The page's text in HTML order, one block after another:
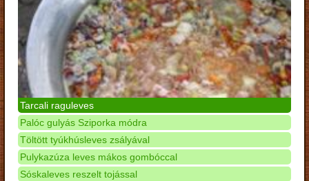
Tarcali raguleves
Palóc gulyás Sziporka módra
Töltött tyúkhúsleves zsályával
Pulykazúza leves mákos gombóccal
Sóskaleves reszelt tojással